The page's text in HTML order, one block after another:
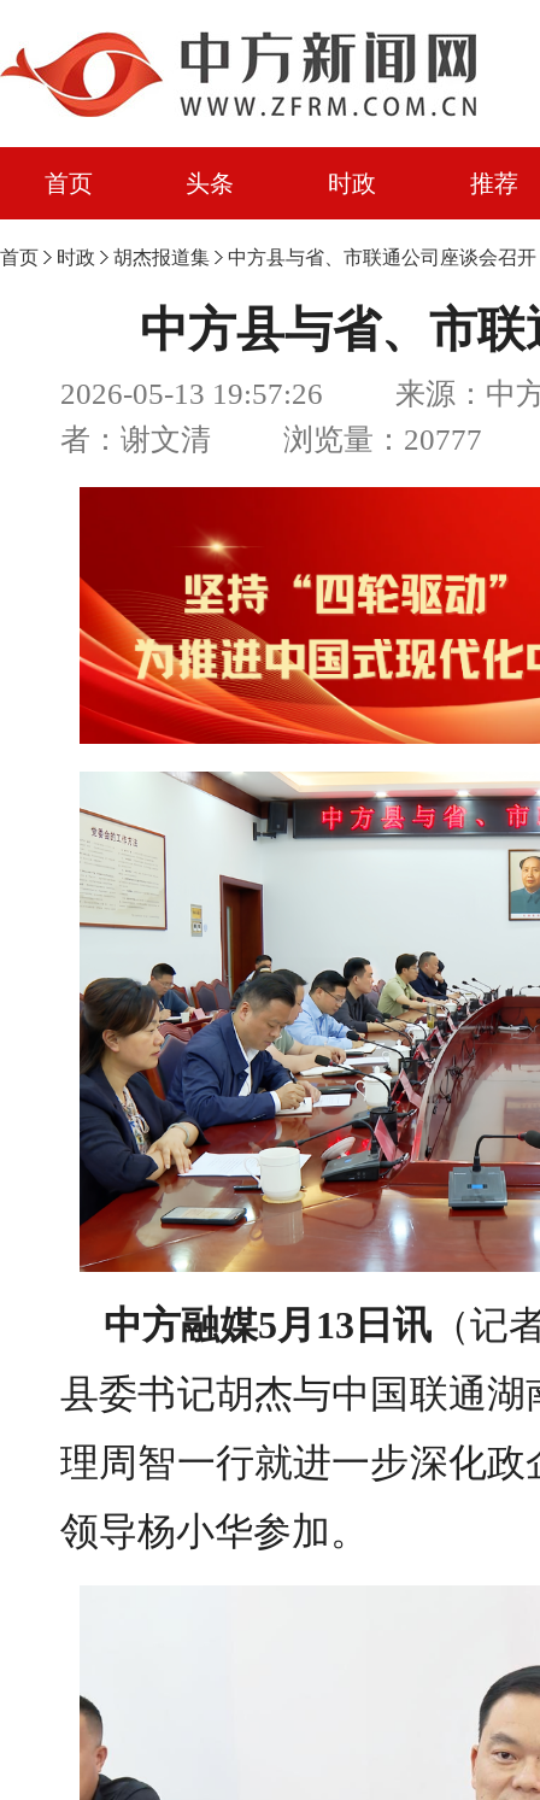
首页 头条 时政 推荐
首页 时政 胡杰报道集 中方县与省、市联通公司座谈会召开
中方县与省、市
2026-05-13 19:57:26 来源：中方
者：谢文清 浏览量：20777
中方融媒5月13日讯 （记
县委书记胡杰与中国联通
理周智一行就进一步深化
领导杨小华参加。